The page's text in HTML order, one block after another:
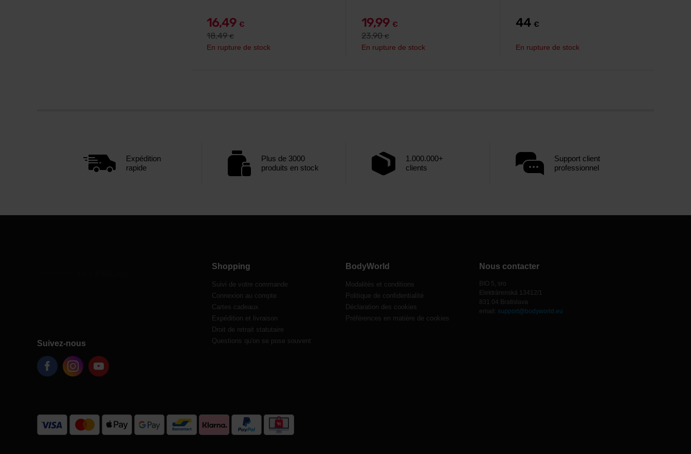
16,49 €
18,49€
En rupture de stock
19,99 €
23,90€
En rupture de stock
44 €
En rupture de stock
Expédition
rapide
Plus de 3000
produits en stock
1.000.000+
clients
Support client
professionnel
Suivez-nous
Shopping
Suivi de votre commande
Connexion au compte
Cartes cadeaux
Expédition et livraison
Droit de retrait statutaire
Questions qu'on se pose souvent
BodyWorld
Modalités et conditions
Politique de confidentialité
Déclaration des cookies
Préférences en matière de cookies
Nous contacter
BIO 5, sro
Elektrárenská 13412/1
831 04 Bratislava
email: support@bodyworld.eu